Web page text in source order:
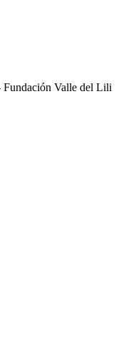
Fundación Valle del Lili